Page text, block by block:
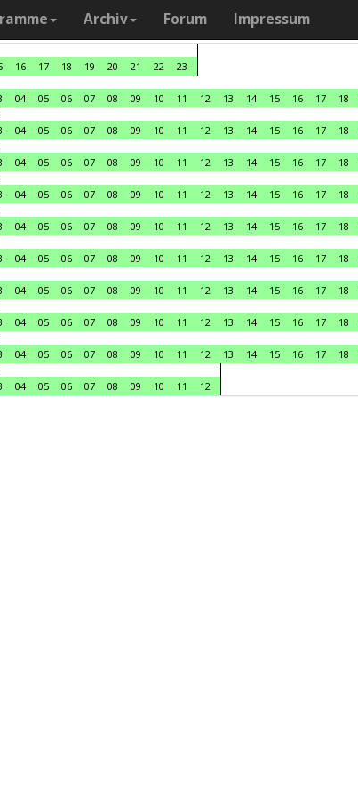
Archiv Forum Impressum
16 17 18 19 20 21 22
23
04 05 06 07 08 09 10 11 12 13 14 15 16 17 18
04 05 06 07 08 09 10 11 12 13 14 15 16 17 18
04 05 06 07 08 09 10 11 12 13 14 15 16 17 18
04 05 06 07 08 09 10 11 12 13 14 15 16 17 18
04 05 06 07 08 09 10 11 12 13 14 15 16 17 18
04 05 06 07 08 09 10 11 12 13 14 15 16 17 18
04 05 06 07 08 09 10 11 12 13 14 15 16 17 18
04 05 06 07 08 09 10 11 12 13 14 15 16 17 18
04 05 06 07 08 09 10 11 12 13 14 15 16 17 18
04 05 06 07 08 09 10 11 12